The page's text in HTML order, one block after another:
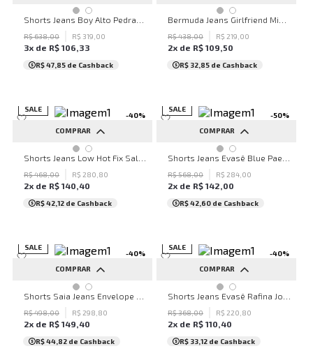
42 44
R$638,00 R$ 319 00
3x de R$ 106 33
R$ 47,85 de Cashback
34 36 38 40
42
44
R$438,00 R$ 219 00
2x de R$ 109 50
R$ 32,85 de Cashback
SALE
-40%
COMPRAR
38 42 44
R$468,00 R$ 280 80
2x de R$ 140 40
R$ 42,12 de Cashback
SALE
-50%
COMPRAR
34 36 38 40
42
44
R$568,00 R$ 284 00
2x de R$ 142 00
R$ 42,60 de Cashback
SALE
-40%
COMPRAR
42 44
R$498,00 R$ 298 80
2x de R$ 149 40
R$ 44,82 de Cashback
SALE
-40%
COMPRAR
34 38 42 44
R$368,00 R$ 220 80
2x de R$ 110 40
R$ 33,12 de Cashback